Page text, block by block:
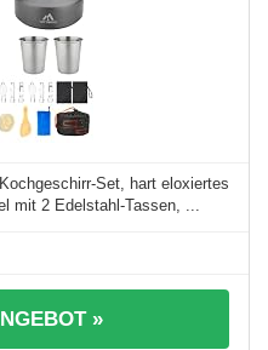
Set, hart eloxiertes
mit 2 Edelstahl-Tassen, ...
»